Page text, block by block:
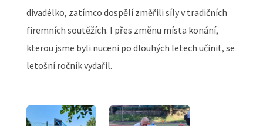
divadélko, zatímco dospělí změřili síly v tradičních
firemních soutěžích. I přes změnu místa konání,
kterou jsme byli nuceni po dlouhých letech učinit, se
letošní ročník vydařil.